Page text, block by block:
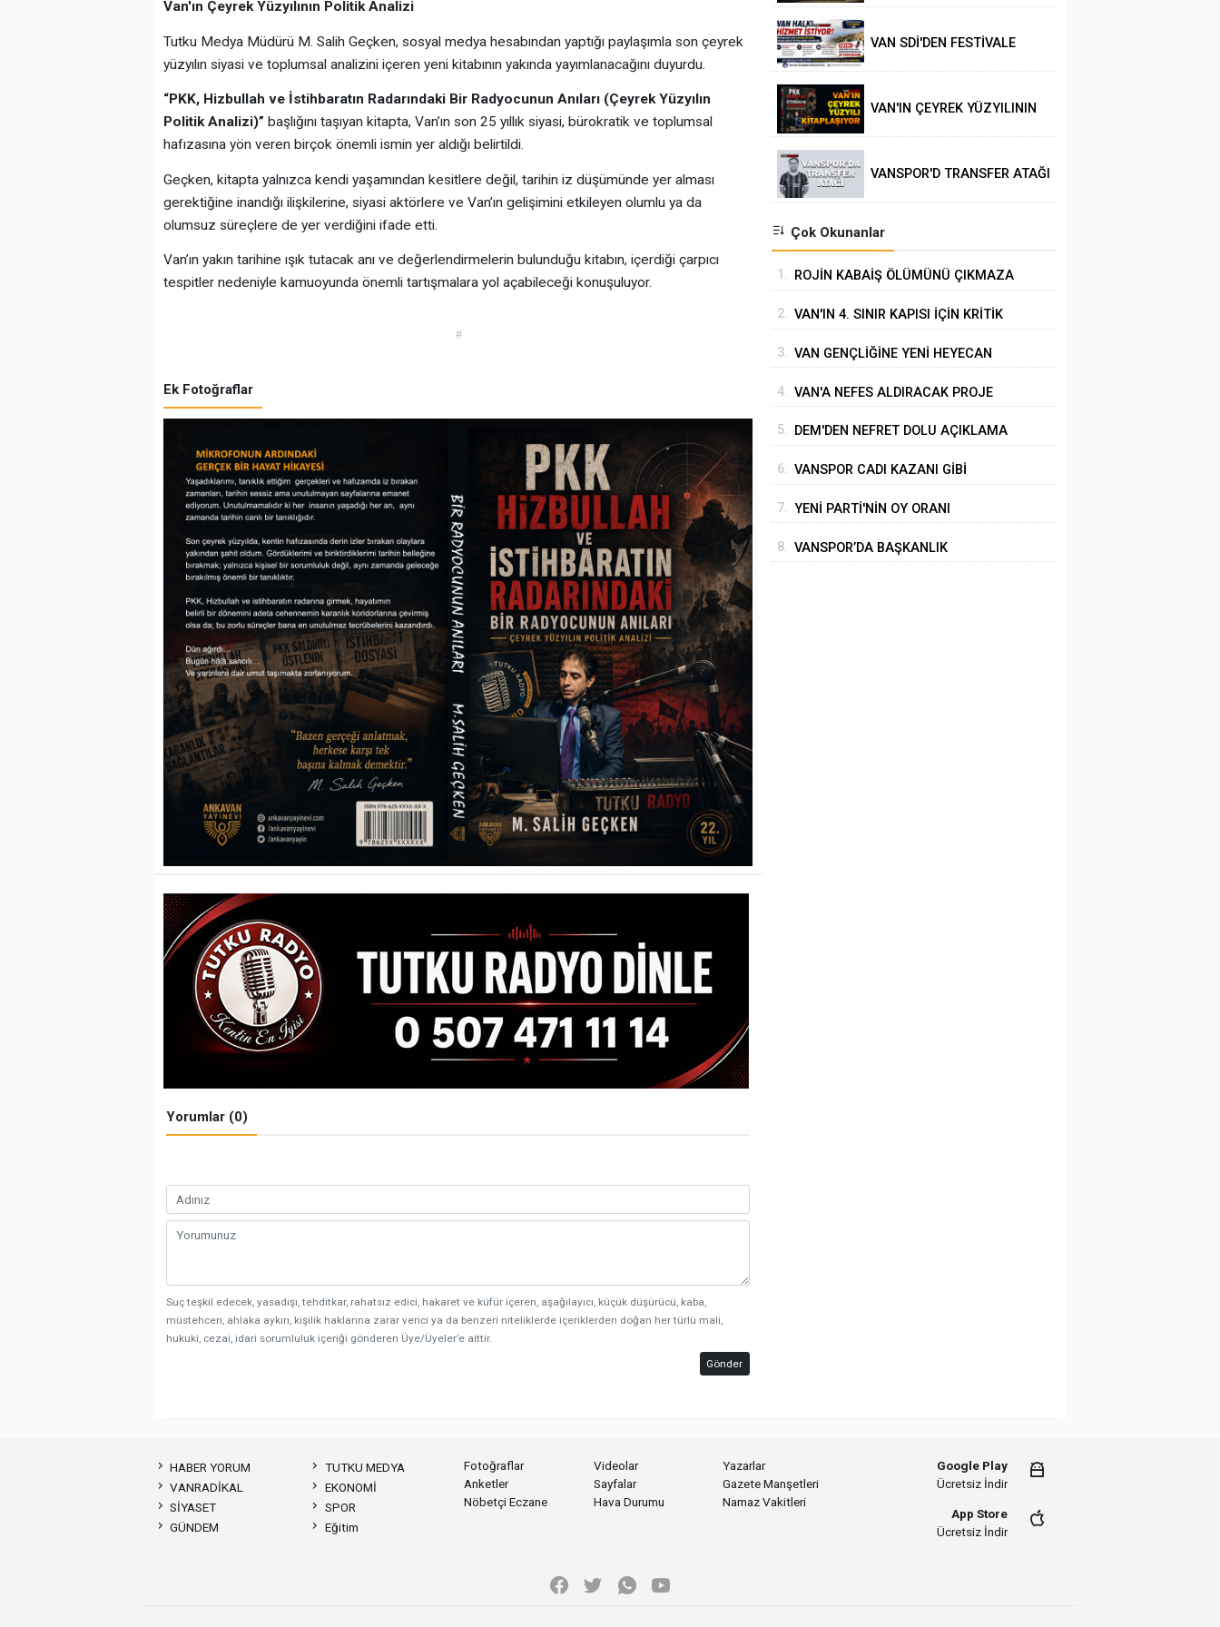
Van'ın Çeyrek Yüzyılının Politik Analizi
Tutku Medya Müdürü M. Salih Geçken, sosyal medya hesabından yaptığı paylaşımla son çeyrek
yüzyılın siyasi ve toplumsal analizini içeren yeni kitabının yakında yayımlanacağını duyurdu.
“PKK, Hizbullah ve İstihbaratın Radarındaki Bir Radyocunun Anıları (Çeyrek Yüzyılın
Politik Analizi)” başlığını taşıyan kitapta, Van’ın son 25 yıllık siyasi, bürokratik ve toplumsal
hafızasına yön veren birçok önemli ismin yer aldığı belirtildi.
Geçken, kitapta yalnızca kendi yaşamından kesitlere değil, tarihin iz düşümünde yer alması
gerektiğine inandığı ilişkilerine, siyasi aktörlere ve Van’ın gelişimini etkileyen olumlu ya da
olumsuz süreçlere de yer verdiğini ifade etti.
Van’ın yakın tarihine ışık tutacak anı ve değerlendirmelerin bulunduğu kitabın, içerdiği çarpıcı
tespitler nedeniyle kamuoyunda önemli tartışmalara yol açabileceği konuşuluyor.
#
Ek Fotoğraflar
Yorumlar (0)
Suç teşkil edecek, yasadışı, tehditkar, rahatsız edici, hakaret ve küfür içeren, aşağılayıcı, küçük düşürücü, kaba,
müstehcen, ahlaka aykırı, kişilik haklarına zarar verici ya da benzeri niteliklerde içeriklerden doğan her türlü mali,
hukuki, cezai, idari sorumluluk içeriği gönderen Üye/Üyeler’e aittir.
Gönder
VAN SDİ'DEN FESTİVALE
VAN'IN ÇEYREK YÜZYILININ
VANSPOR'D TRANSFER ATAĞI
Çok Okunanlar
1. ROJİN KABAİŞ ÖLÜMÜNÜ ÇIKMAZA
2. VAN'IN 4. SINIR KAPISI İÇİN KRİTİK
3. VAN GENÇLİĞİNE YENİ HEYECAN
4. VAN'A NEFES ALDIRACAK PROJE
5. DEM'DEN NEFRET DOLU AÇIKLAMA
6. VANSPOR CADI KAZANI GİBİ
7. YENİ PARTİ'NİN OY ORANI
8. VANSPOR’DA BAŞKANLIK
HABER YORUM
TUTKU MEDYA
VANRADİKAL
EKONOMİ
SİYASET
SPOR
GÜNDEM
Eğitim
Fotoğraflar Videolar
Yazarlar
Anketler
Sayfalar
Gazete Manşetleri
Nöbetçi Eczane
Hava Durumu Namaz Vakitleri
Google Play
Ücretsiz İndir
App Store
Ücretsiz İndir